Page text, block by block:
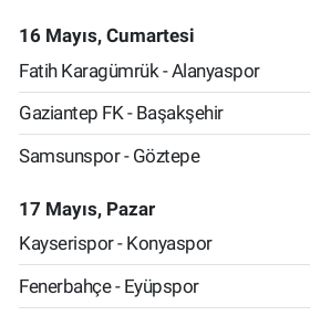
16 Mayıs, Cumartesi
Fatih Karagümrük - Alanyaspor
Gaziantep FK - Başakşehir
Samsunspor - Göztepe
17 Mayıs, Pazar
Kayserispor - Konyaspor
Fenerbahçe - Eyüpspor